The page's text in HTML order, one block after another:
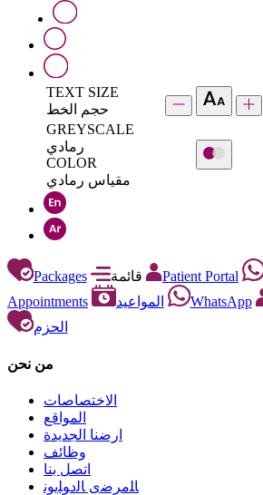
TEXT SIZE
حجم الخط
GREYSCALE
رمادي
COLOR
مقياس رمادي
Packages Patient Portal
Appointments
المواعيد WhatsApp
الحزم
من نحن
الاختصاصات
المواقع
ارضنا الجديدة
وظائف
اتصل بنا
ﺎﻠﻣﺮﺿﻯ ﺎﻟﺩﻮﻠﻳﻮﻧ